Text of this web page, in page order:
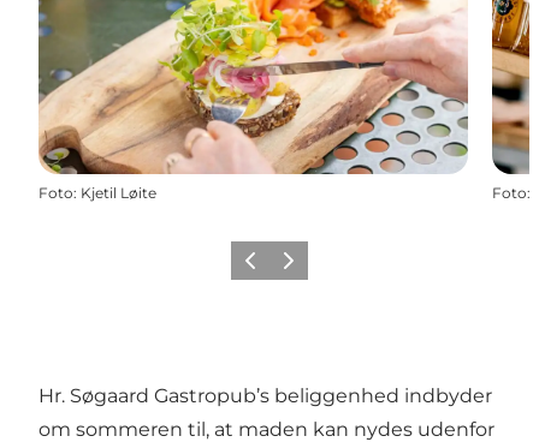
Foto: Kjetil Løite Foto:
ForrigeNæste
Hr. Søgaard Gastropub’s beliggenhed indbyder
om sommeren til, at maden kan nydes udenfor